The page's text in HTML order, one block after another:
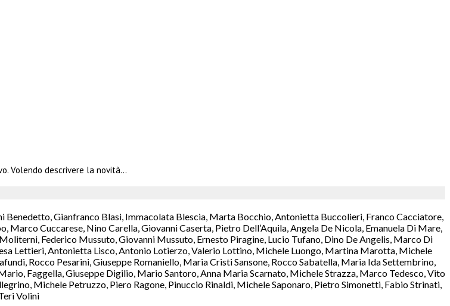
Volendo descrivere la novità…
Gianfranco Blasi, Immacolata Blescia, Marta Bocchio, Antonietta Buccolieri, Franco Cacciatore,
Cuccarese, Nino Carella, Giovanni Caserta, Pietro Dell’Aquila, Angela De Nicola, Emanuela Di Mare,
Federico Mussuto, Giovanni Mussuto, Ernesto Piragine, Lucio Tufano, Dino De Angelis, Marco Di
Lettieri, Antonietta Lisco, Antonio Lotierzo, Valerio Lottino, Michele Luongo, Martina Marotta, Michele
Rocco Pesarini, Giuseppe Romaniello, Maria Cristi Sansone, Rocco Sabatella, Maria Ida Settembrino,
Faggella, Giuseppe Digilio, Mario Santoro, Anna Maria Scarnato, Michele Strazza, Marco Tedesco, Vito
Michele Petruzzo, Piero Ragone, Pinuccio Rinaldi, Michele Saponaro, Pietro Simonetti, Fabio Strinati,
Volini